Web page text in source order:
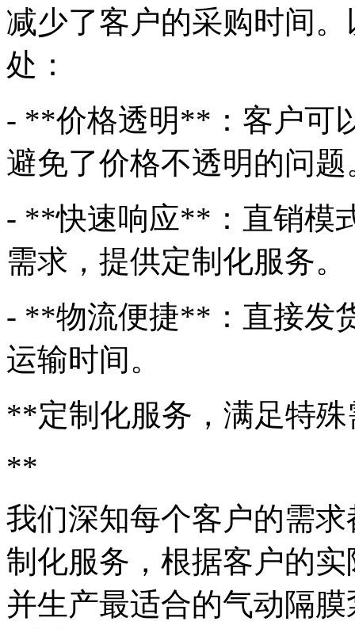
减少了客户的采购时间
处：
- **价格透明**：客户可
避免了价格不透明的问题
- **快速响应**：直销模
需求，提供定制化服务。
- **物流便捷**：直接发
运输时间。
**定制化服务，满足特殊
**
我们深知每个客户的需
制化服务，根据客户的
并生产最适合的气动隔